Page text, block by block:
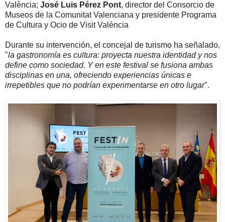
València; José Luis Pérez Pont, director del Consorcio de
Museos de la Comunitat Valenciana y presidente Programa
de Cultura y Ocio de Visit València
Durante su intervención, el concejal de turismo ha señalado,
"la gastronomía es cultura: proyecta nuestra identidad y nos
define como sociedad. Y en este festival se fusiona ambas
disciplinas en una, ofreciendo experiencias únicas e
irrepetibles que no podrían experimentarse en otro lugar".